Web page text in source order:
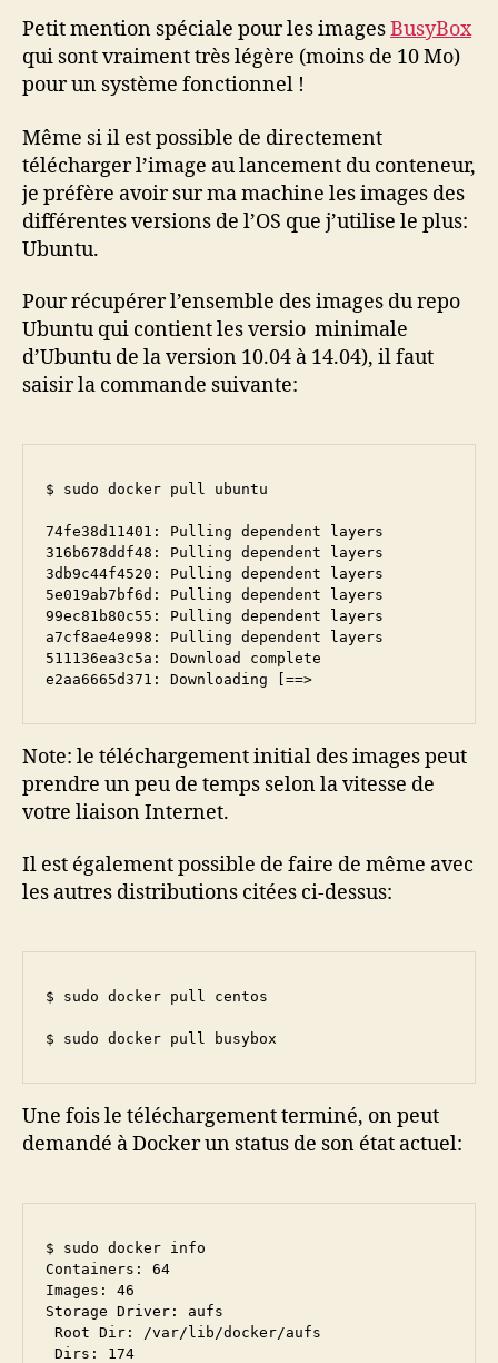
Petit mention spéciale pour les imagesBusyBox
qui sont vraiment très légère (moins de 10 Mo)
pour un système fonctionnel !
Même si il est possible de directement
télécharger l’image au lancement du conteneur,
je préfère avoir sur ma machine les images des
différentes versions de l’OS que j’utilise le plus:
Ubuntu.
Pour récupérer l’ensemble des images du repo
Ubuntu qui contient les versio minimale
d’Ubuntu de la version 10.04 à 14.04), il faut
saisir la commande suivante:
$ sudo docker pull ubuntu
74fe38d11401: Pulling dependent layers
316b678ddf48: Pulling dependent layers
3db9c44f4520: Pulling dependent layers
5e019ab7bf6d: Pulling dependent layers
99ec81b80c55: Pulling dependent layers
a7cf8ae4e998: Pulling dependent layers
511136ea3c5a: Download complete
e2aa6665d371: Downloading [==>
Note: le téléchargement initial des images peut
prendre un peu de temps selon la vitesse de
votre liaison Internet.
Il est également possible de faire de même avec
les autres distributions citées ci-dessus:
$ sudo docker pull centos
$ sudo docker pull busybox
Une fois le téléchargement terminé, on peut
demandé à Docker un status de son état actuel:
$ sudo docker info
Containers: 64
Images: 46
Storage Driver: aufs
Root Dir: /var/lib/docker/aufs
Dirs: 174